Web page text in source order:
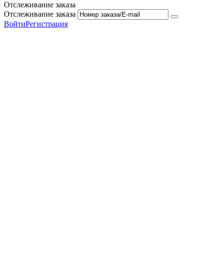
Отслеживание заказа
Отслеживание заказа
ВойтиРегистрация